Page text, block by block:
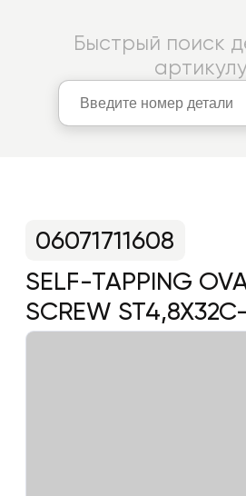
Быстрый поиск
SELF-TAPPING
SCREW
06071711608